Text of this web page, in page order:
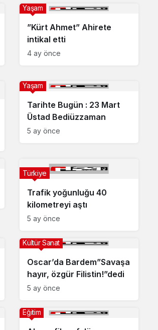
”Kürt Ahmet” Ahirete
intikal etti
Yaşam
4 ay önce
Tarihte Bugün : 23 Mart
Üstad Bediüzzaman
Yaşam
5 ay önce
Trafik yoğunluğu 40
kilometreyi aştı
Türkiye
5 ay önce
Oscar’da Bardem”Savaşa
hayır, özgür Filistin!”dedi
Kültür Sanat
5 ay önce
Eğitim